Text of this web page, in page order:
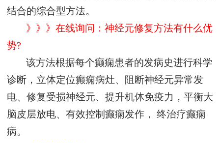
结合的综合型方法。
》》》在线询问：神经元修复方法有什么优
势?
该方法根据每个癫痫患者的发病史进行科学
诊断，立体定位癫痫病灶、阻断神经元异常发
电、修复受损神经元、提升机体免疫力，平衡大
脑皮层放电、有效控制癫痫发作， 终治疗癫痫
病。